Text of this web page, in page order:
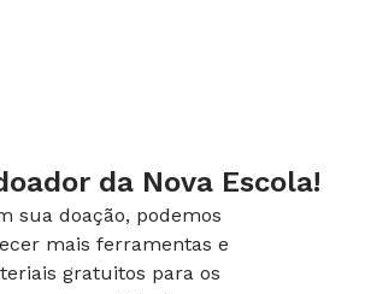
da Nova Escola!
sua doação, podemos
mais ferramentas e
gratuitos para os